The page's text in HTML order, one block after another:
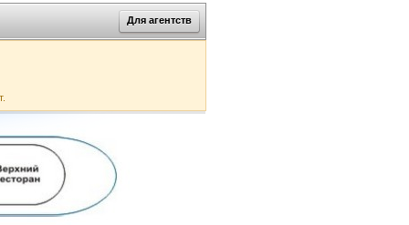
Для агентств